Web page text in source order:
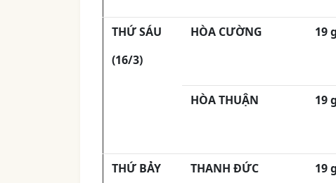
THỨ SÁU
(16/3)
HÒA CƯỜNG 19
HÒA THUẬN 19
THỨ BẢY
THANH ĐỨC 19